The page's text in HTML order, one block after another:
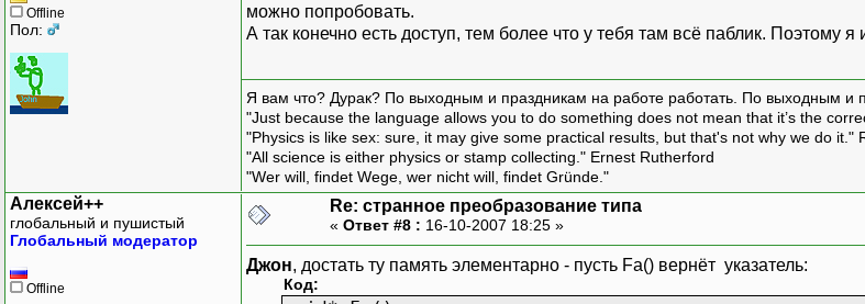
Offline
Пол:
можно попробовать.
А так конечно есть доступ, тем более что у тебя там всё паблик. Поэтому
Я вам что? Дурак? По выходным и праздникам на работе работать. По выходным и
"Just because the language allows you to do something does not mean that it’s the
"Physics is like sex: sure, it may give some practical results, but that's not why we do it."
"All science is either physics or stamp collecting." Ernest Rutherford
"Wer will, findet Wege, wer nicht will, findet Gründe."
Алексей++
глобальный и пушистый
Глобальный модератор
Offline
Re: странное преобразование типа
« Ответ #8 : 16-10-2007 18:25 »
Джон, достать ту память элементарно - пусть Fa() вернёт указатель:
Код: